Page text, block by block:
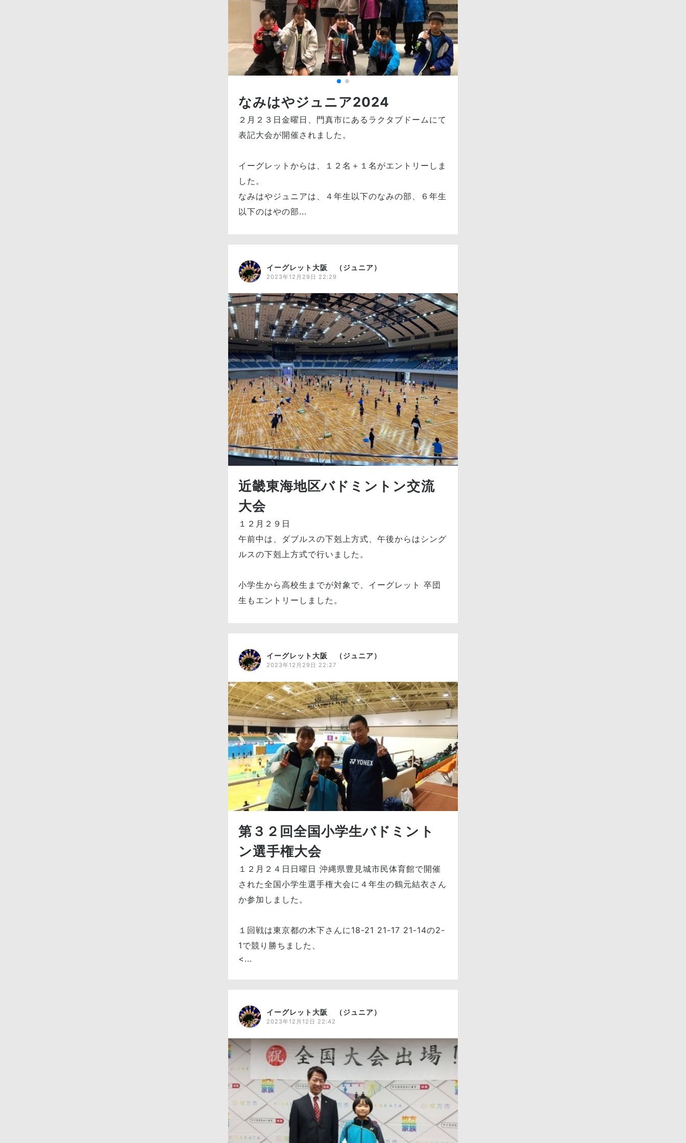
なみはやジュニア2024
２月２３日金曜日、門真市にあるラクタブドームにて
表記大会が開催されました。
イーグレットからは、１２名＋１名がエントリーしま
した。
なみはやジュニアは、４年生以下のなみの部、６年生
以下のはやの部...
イーグレット大阪 （ジュニア）
2023年12月29日 22:29
近畿東海地区バドミントン交流
大会
１２月２９日
午前中は、ダブルスの下剋上方式、午後からはシング
ルスの下剋上方式で行いました。
小学生から高校生までが対象で、イーグレット 卒団
生もエントリーしました。
イーグレット大阪 （ジュニア）
2023年12月29日 22:27
第３２回全国小学生バドミント
ン選手権大会
１２月２４日日曜日 沖縄県豊見城市民体育館で開催
された全国小学生選手権大会に４年生の鶴元結衣さん
か参加しました。
１回戦は東京都の木下さんに18-21 21-17 21-14の2-
1で競り勝ちました、
<...
イーグレット大阪 （ジュニア）
2023年12月12日 22:42